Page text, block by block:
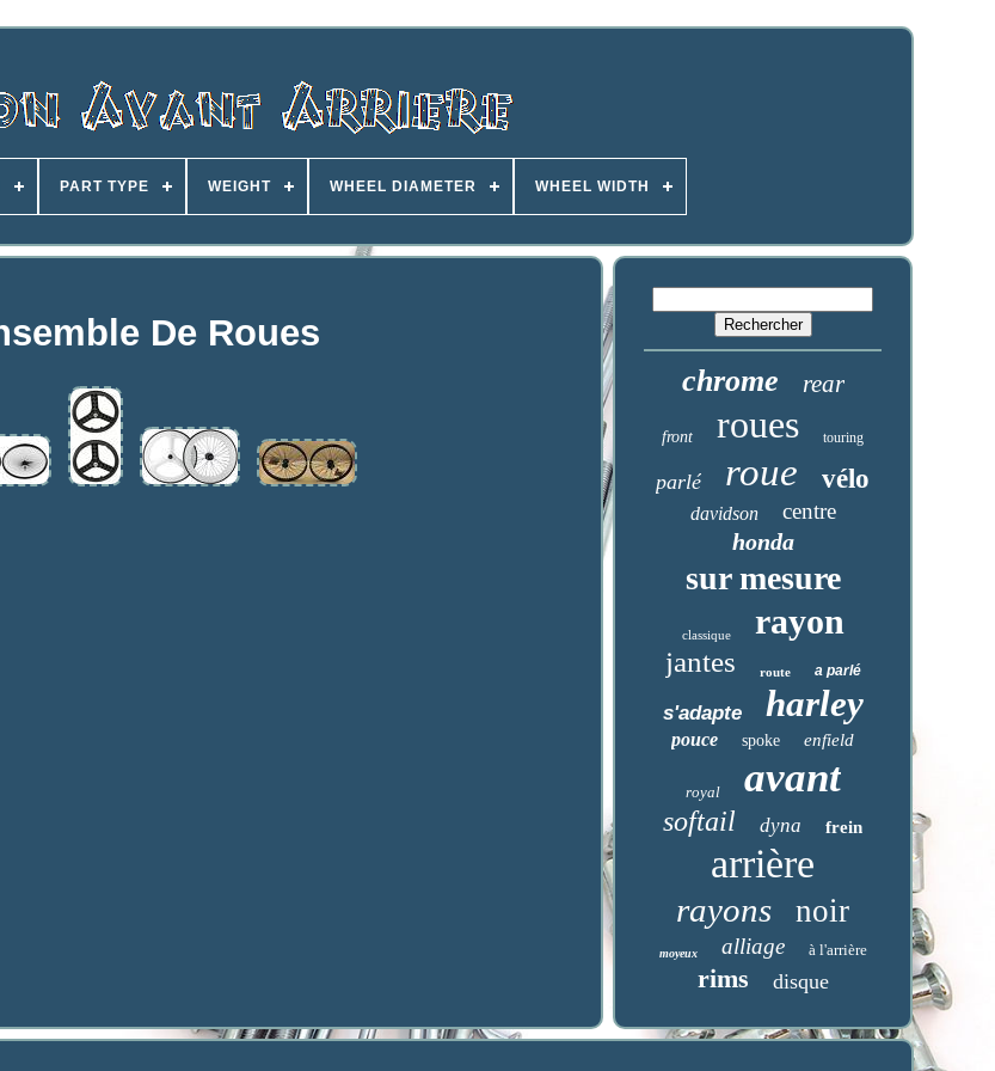
PART TYPE WEIGHT WHEEL DIAMETER WHEEL WIDTH
De Roues
chrome rear
front roues touring
parlé roue vélo
davidson centre
honda
sur mesure
classique rayon
jantes route a parlé
s'adapte harley
pouce spoke enfield
royal avant
softail dyna frein
arrière
rayons noir
moyeux alliage à l'arrière
rims disque